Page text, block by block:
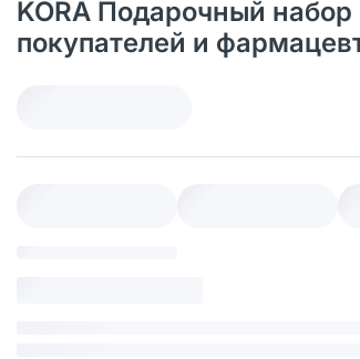
KORA Подарочный
покупателей и